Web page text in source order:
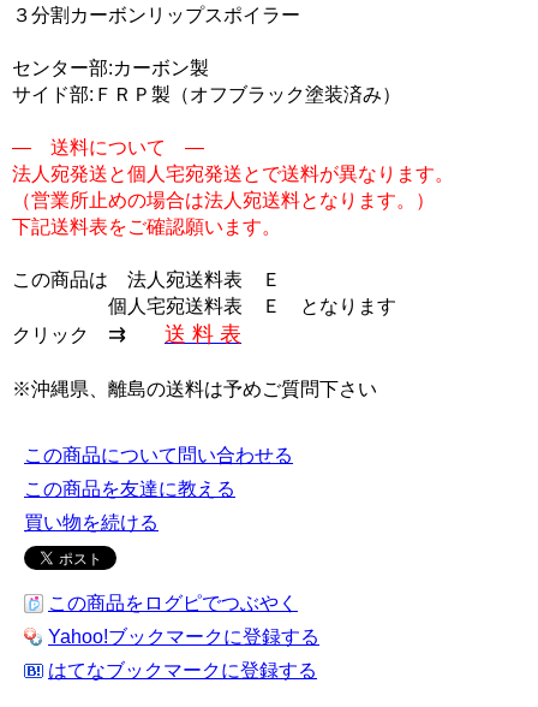
３分割カーボンリップスポイラー
センター部:カーボン製
サイド部:ＦＲＰ製（オフブラック塗装済み）
― 送料について ―
法人宛発送と個人宅宛発送とで送料が異なります。
（営業所止めの場合は法人宛送料となります。）
下記送料表をご確認願います。
この商品は 法人宛送料表 Ｅ
個人宅宛送料表 Ｅ
となります
クリック ⇉ 送 料 表
※沖縄県、離島の送料は予めご質問下さい
この商品について問い合わせる
この商品を友達に教える
買い物を続ける
この商品をログピでつぶやく
Yahoo!ブックマークに登録する
はてなブックマークに登録する